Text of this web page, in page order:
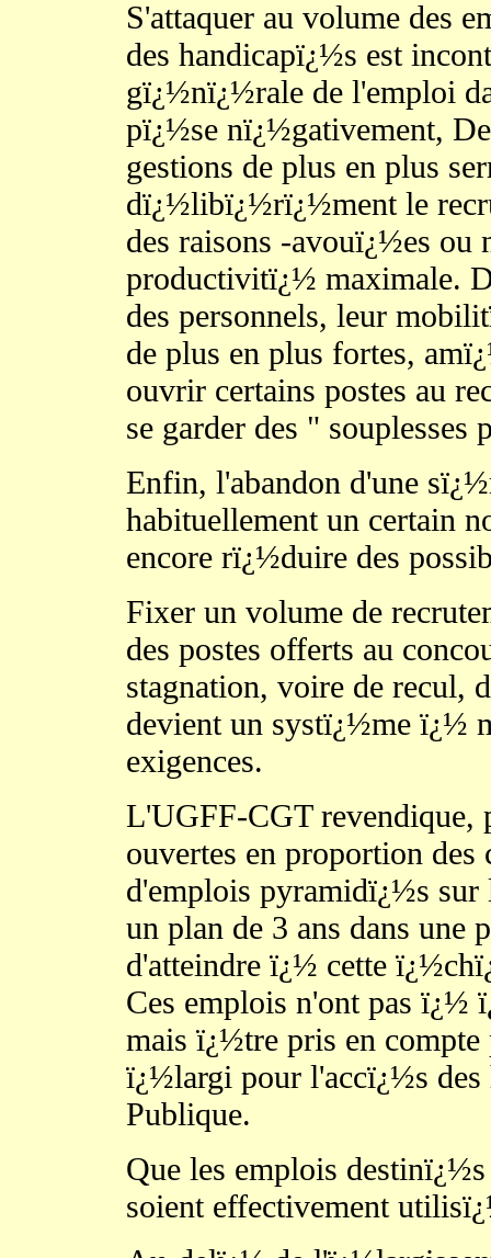
S'attaquer au volume des
des handicapï¿½s est
gï¿½nï¿½rale de l'emploi
pï¿½se nï¿½gativement,
gestions de plus en plus
dï¿½libï¿½rï¿½ment le
des raisons -avouï¿½es ou
productivitï¿½ maximale.
des personnels, leur
de plus en plus fortes,
ouvrir certains postes au
se garder des "
Enfin, l'abandon d'une
habituellement un certain
encore rï¿½duire des
Fixer un volume de
des postes offerts au
stagnation, voire de recul,
devient un systï¿½me ï¿½
exigences.
L'UGFF-CGT
ouvertes en proportion
d'emplois pyramidï¿½s
un plan de 3 ans dans une
d'atteindre ï¿½ cette
Ces emplois n'ont pas ï¿½
mais ï¿½tre pris en
ï¿½largi pour l'accï¿½s
Publique.
Que les emplois
soient effectivement